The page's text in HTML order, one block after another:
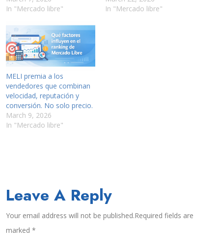
In "Mercado libre"
In "Mercado libre"
MELI premia a los
vendedores que combinan
velocidad, reputación y
conversión. No solo precio.
March 9, 2026
In "Mercado libre"
Leave A Reply
Your email address will not be published.Required fields are
marked *